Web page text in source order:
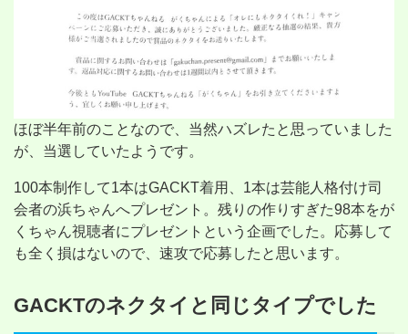
ほぼ半年前のことなので、当然ハズレたと思っていました
が、当選していたようです。
100本制作して1本はGACKT着用、1本は芸能人格付け司
会者の浜ちゃんへプレゼント。残りの作りすぎた98本をが
くちゃん視聴者にプレゼントという企画でした。応募して
も全く損はないので、速攻で応募したと思います。
GACKTのネクタイと同じタイプでした